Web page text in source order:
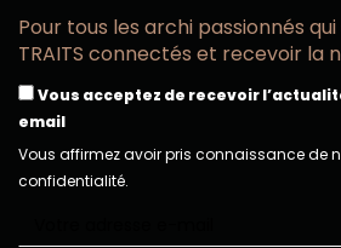
Pour tous les archi passionnés
TRAITS connectés et recevoir la
Vous acceptez de recevoir l’actualité
email
Vous affirmez avoir pris connaissance de
confidentialité.